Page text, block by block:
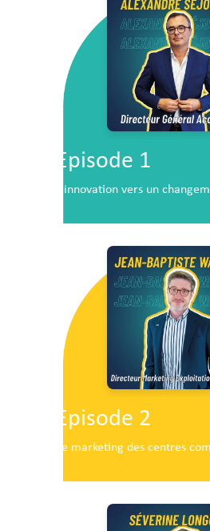
Episode 1
L’innovation vers un
Episode 2
Le marketing des centres